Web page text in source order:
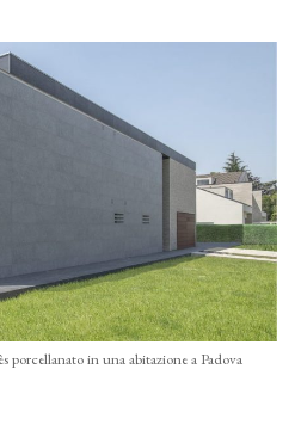
porcellanato in una abitazione a Padova